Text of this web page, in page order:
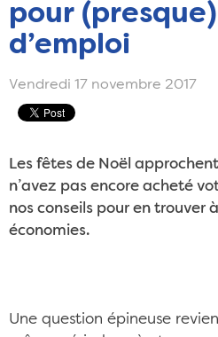
pour
d’emploi
Vendredi 17 novembre 2017
Les fêtes de Noël
n’avez pas encore acheté
nos conseils pour en trouver
économies.
Une question épineuse